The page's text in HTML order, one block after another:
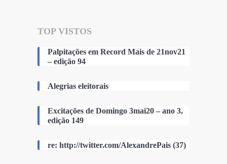
TOP VISTOS
Palpitações em Record Mais de 21nov21
– edição 94
Alegrias eleitorais
Excitações de Domingo 3mai20 – ano 3,
edição 149
re: http://twitter.com/AlexandrePais (37)